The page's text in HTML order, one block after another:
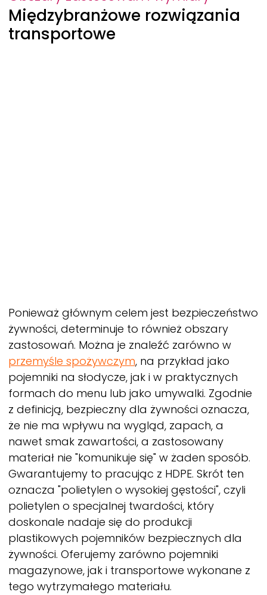
Międzybranżowe rozwiązania
transportowe
Ponieważ głównym celem jest bezpieczeństwo
żywności, determinuje to również obszary
zastosowań. Można je znaleźć zarówno w
przemyśle spożywczym, na przykład jako
pojemniki na słodycze, jak i w praktycznych
formach do menu lub jako umywalki. Zgodnie
z definicją, bezpieczny dla żywności oznacza,
że nie ma wpływu na wygląd, zapach, a
nawet smak zawartości, a zastosowany
materiał nie "komunikuje się" w żaden sposób.
Gwarantujemy to pracując z HDPE. Skrót ten
oznacza "polietylen o wysokiej gęstości", czyli
polietylen o specjalnej twardości, który
doskonale nadaje się do produkcji
plastikowych pojemników bezpiecznych dla
żywności. Oferujemy zarówno pojemniki
magazynowe, jak i transportowe wykonane z
tego wytrzymałego materiału.